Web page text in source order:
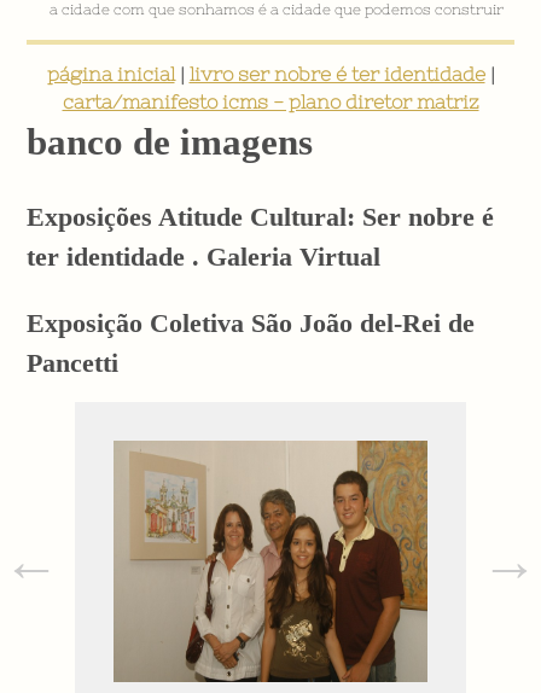
VÍDEO INSTITUCIONAL
página inicial| livro ser nobre é ter identidade|
carta/manifesto icms - plano diretor matriz
banco de imagens
Exposições Atitude Cultural: Ser nobre é
ter identidade . Galeria Virtual
Exposição Coletiva São João del-Rei de
Pancetti
← →